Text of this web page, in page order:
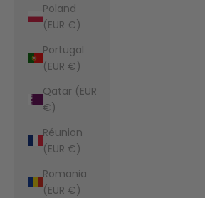
Poland
(EUR €)
Portugal
(EUR €)
Qatar (EUR
€)
Réunion
(EUR €)
Romania
(EUR €)